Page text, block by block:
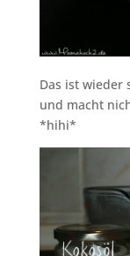
Das ist wieder
und macht
*hihi*